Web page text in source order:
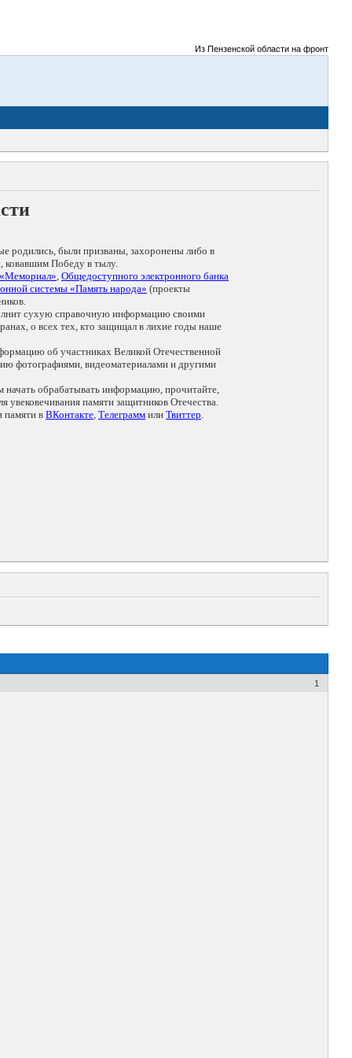
Из Пензенской области на фронты
родились, были призваны, захоронены либо в
ковавшим Победу в тылу.
, Общедоступного электронного банка
системы «Память народа» (проекты
сухую справочную информацию своими
о всех тех, кто защищал в лихие годы наше
об участниках Великой Отечественной
фотографиями, видеоматериалами и другими
начать обрабатывать информацию, прочитайте,
памяти защитников Отечества.
памяти в ВКонтакте, Телеграмм или Твиттер.
1